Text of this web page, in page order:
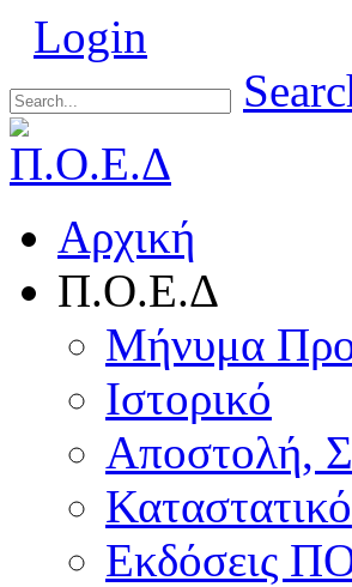
Login
Αρχική
Π.Ο.Ε.Δ
Μήνυμα
Ιστορικό
Αποστολή,
Καταστατικό
Εκδόσεις